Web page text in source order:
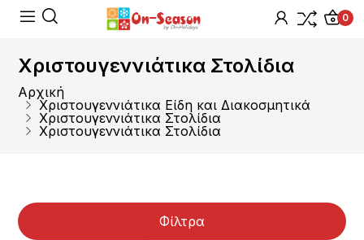
0
Χριστουγεννιάτικα Στολίδια
Αρχική
Χριστουγεννιάτικα Είδη και Διακοσμητικά
Χριστουγεννιάτικα Στολίδια
Χριστουγεννιάτικα Στολίδια
Φίλτρα